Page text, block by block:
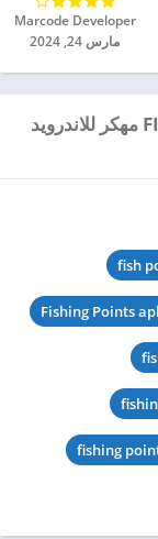
Marcode Developer‏
مارس 24, 2024
العلامات لـ تحميل تطبيق FISHING POINTS مهكر للاندرويد
fish
Fishing Points